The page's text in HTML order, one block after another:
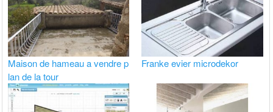
Maison de hameau a vendre p
lan de la tour
Franke evier microdekor